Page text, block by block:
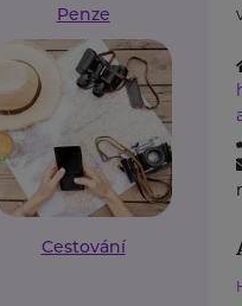
Penze
Cestování